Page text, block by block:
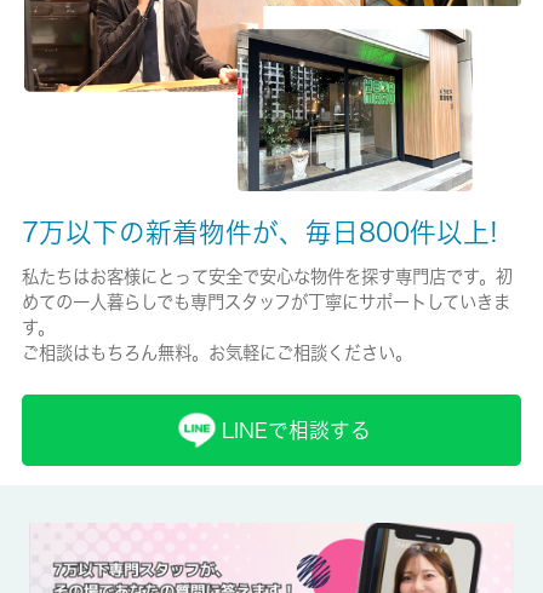
保証人代行
ック）×50％〔月々〕総賃料×1.4％
賃貸区分/契約期間
一般/2年
取引形態
日用品を揃えるのに便利なホームセンター「ニトリ府中店」ま
で、339mです。出勤や通学前の忙しい時間に大慌てでゴミ出し
をしなくて済む、24時間ゴミ出し可能な物件になっております。
7万以下の新着物件が、毎日800件以上!
私たちはお客様にとって安全で安心な物件を探す専門店です。初
めての一人暮らしでも専門スタッフが丁寧にサポートしていきま
す。
ご相談はもちろん無料。お気軽にご相談ください。
LINEで相談する